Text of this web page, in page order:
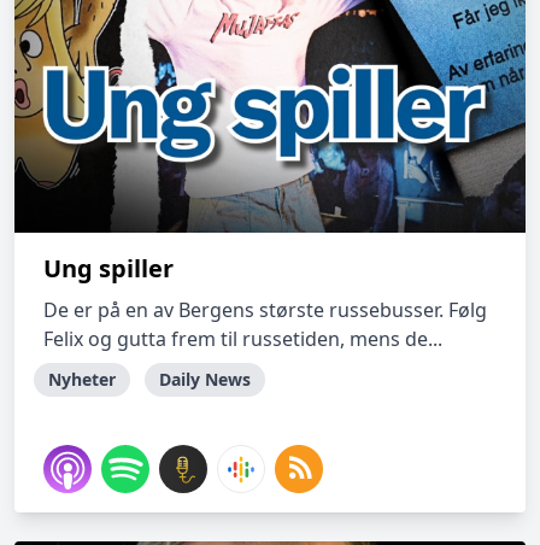
Ung spiller
De er på en av Bergens største russebusser. Følg
Felix og gutta frem til russetiden, mens de...
Nyheter Daily News